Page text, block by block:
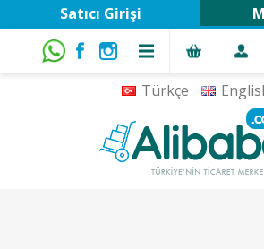
Türkçe
Satıcı Girişi